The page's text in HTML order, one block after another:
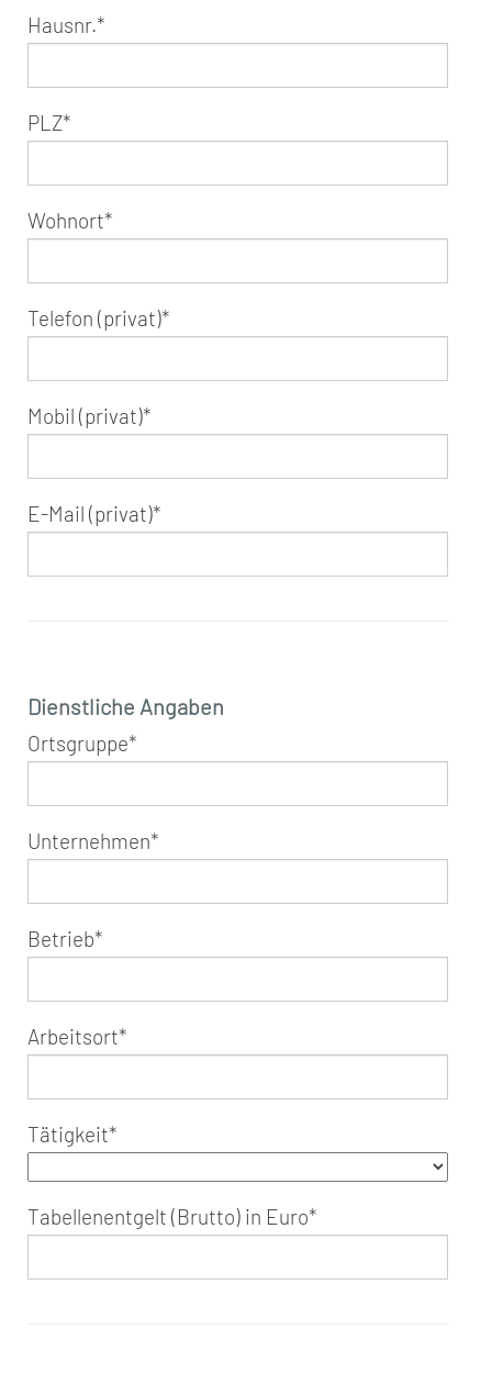
Hausnr.*
PLZ*
Wohnort*
Telefon (privat)*
Mobil (privat)*
E-Mail (privat)*
Dienstliche Angaben
Ortsgruppe*
Unternehmen*
Betrieb*
Arbeitsort*
Tätigkeit*
Tabellenentgelt (Brutto) in Euro*